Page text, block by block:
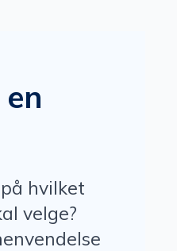
hvilket
velge?